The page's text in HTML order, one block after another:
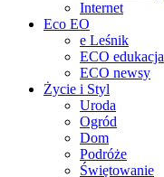
Internet
Eco EO
e Leśnik
ECO edukacja
ECO newsy
Życie i Styl
Uroda
Ogród
Dom
Podróże
Świętowanie